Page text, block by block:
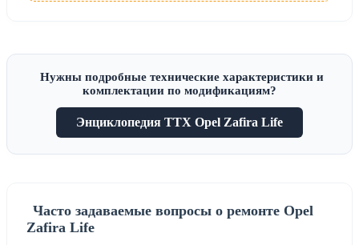
Нужны подробные технические характеристики и
комплектации по модификациям?
Энциклопедия ТТХ Opel Zafira Life
Часто задаваемые вопросы о ремонте Opel
Zafira Life